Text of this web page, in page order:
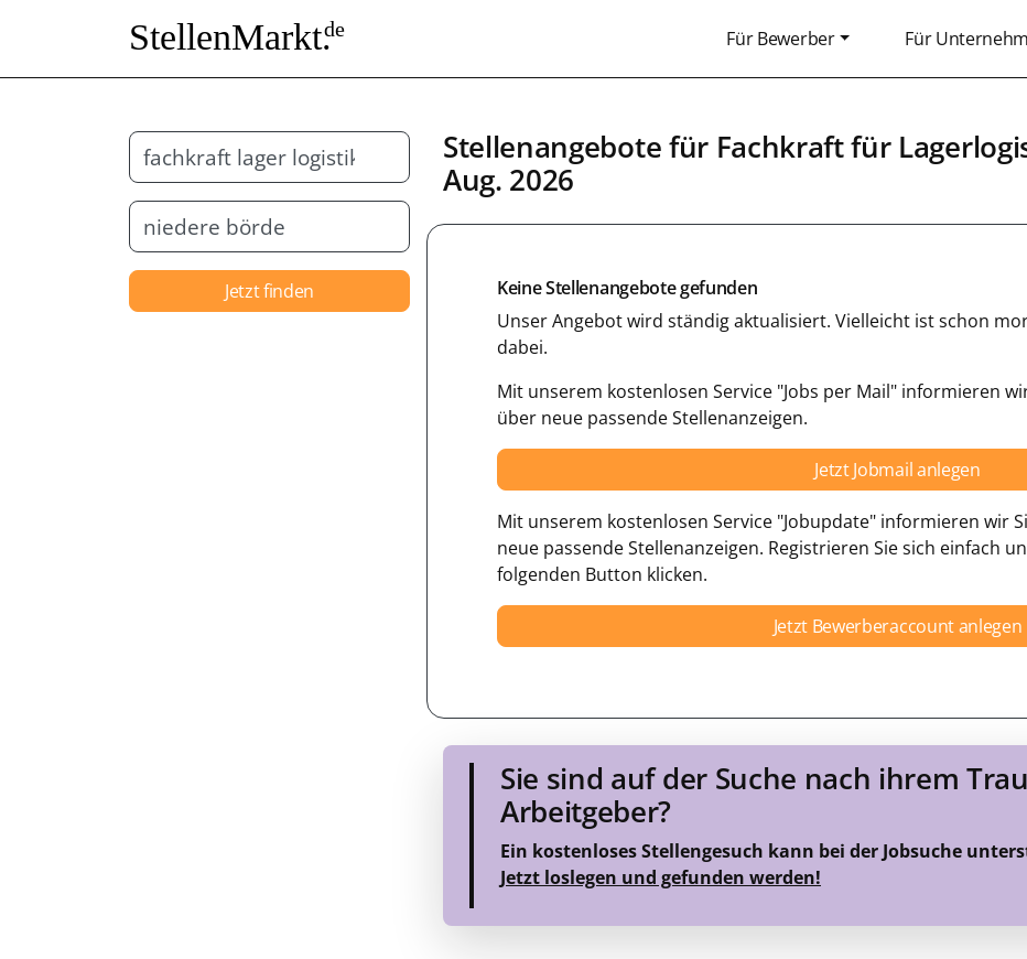
StellenMarkt.de Für Bewerber Für
Jetzt finden
Stellenangebote für Fachkraft für
Aug. 2026
Keine Stellenangebote gefunden
Unser Angebot wird ständig aktualisiert. Vielleicht ist schon
dabei.
Mit unserem kostenlosen Service "Jobs per Mail" informieren
über neue passende Stellenanzeigen.
Jetzt Jobmail anlegen
Mit unserem kostenlosen Service "Jobupdate" informieren wir
neue passende Stellenanzeigen. Registrieren Sie sich einfach
folgenden Button klicken.
Jetzt Bewerberaccount anlegen
Sie sind auf der Suche nach ihrem
Arbeitgeber?
Ein kostenloses Stellengesuch kann bei der Jobsuche
Jetzt loslegen und gefunden werden!